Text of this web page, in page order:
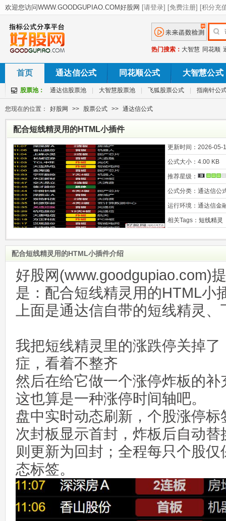
热门搜索： 大智慧 同花顺
首页 通达信公式 同花顺公式 大智慧公式
股票池： 通达信股票池 大智慧股票池 飞狐股票公式 指南针公
您现在的位置： 好股网 >> 股票公式 >> 通达信公式
配合短线精灵用的HTML小插件
更新时间： 2026-05-
公式大小： 4.00 KB
推荐星级：
公式分类： 通达信公
运行环境： 通达信金
相关Tags： 短线精灵
配合短线精灵用的HTML小插件介绍
好股网(www.goodgupiao.com)
是：配合短线精灵用的HTML小
上面是通达信自带的短线精灵
我把短线精灵里的涨跌停关掉
症，看着不整齐
然后在给它做一个涨停炸板的补
这也算是一种涨停时间轴吧。
盘中实时动态刷新，个股涨停
次封板显示首封，炸板后自动
则更新为回封；全程每只个股
态标签。